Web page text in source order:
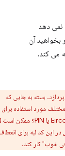
دهد
آن
کند.
بسته به جایی که
مورد استفاده برای
اجزای آدرس را در نظر بگیرید، حتی در یک زبان: ZIP، کد پستی، Eircode یا PIN؟ ممکن است لازم
کد لبه برای انعطاف
کار کند.